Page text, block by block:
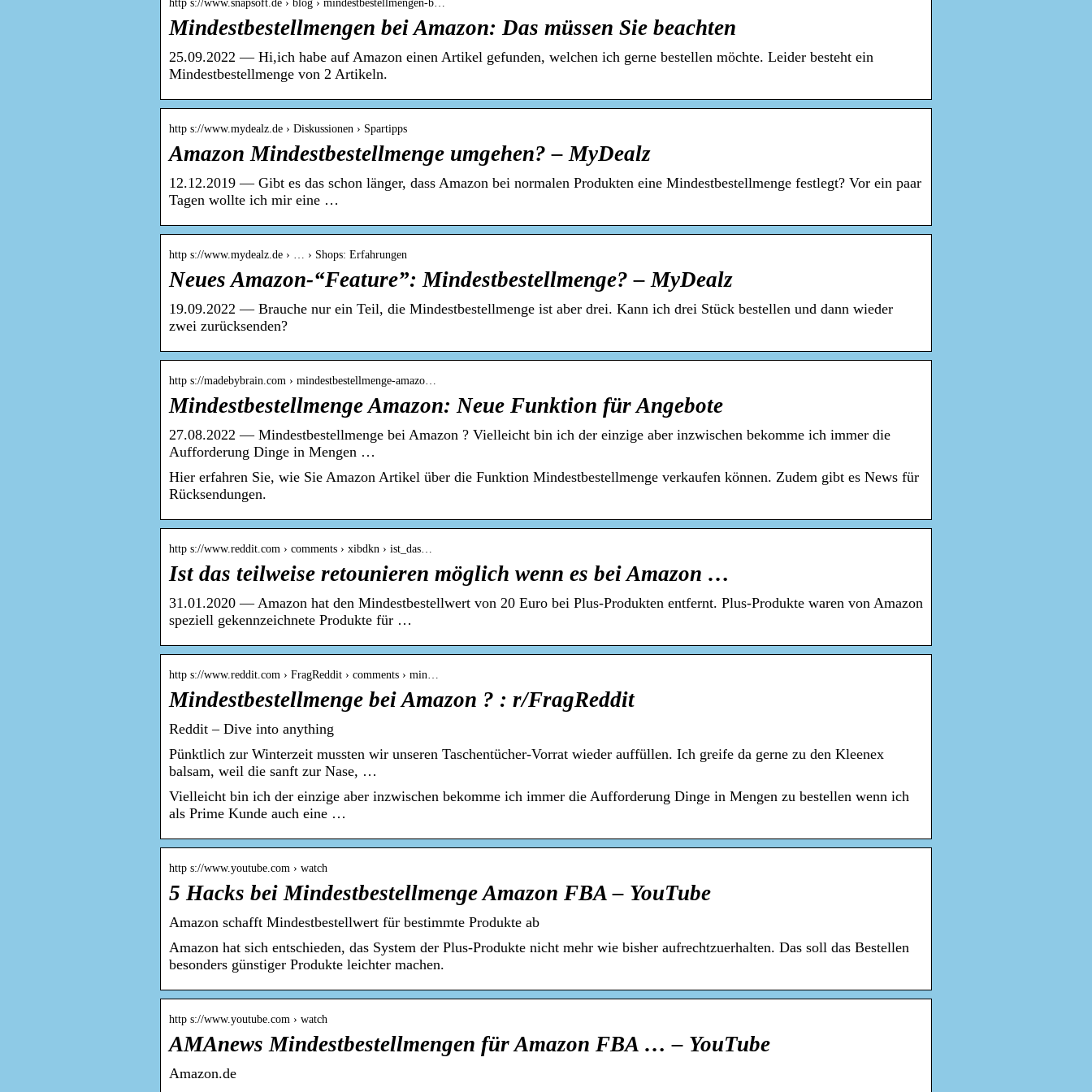
http s://www.snapsoft.de › blog › mindestbestellmengen-b…
Mindestbestellmengen bei Amazon: Das müssen Sie beachten
25.09.2022 — Hi,ich habe auf Amazon einen Artikel gefunden, welchen ich gerne bestellen möchte. Leider besteht ein
Mindestbestellmenge von 2 Artikeln.
http s://www.mydealz.de › Diskussionen › Spartipps
Amazon Mindestbestellmenge umgehen? – MyDealz
12.12.2019 — Gibt es das schon länger, dass Amazon bei normalen Produkten eine Mindestbestellmenge festlegt? Vor ein paar
Tagen wollte ich mir eine …
http s://www.mydealz.de › … › Shops: Erfahrungen
Neues Amazon-“Feature”: Mindestbestellmenge? – MyDealz
19.09.2022 — Brauche nur ein Teil, die Mindestbestellmenge ist aber drei. Kann ich drei Stück bestellen und dann wieder
zwei zurücksenden?
http s://madebybrain.com › mindestbestellmenge-amazo…
Mindestbestellmenge Amazon: Neue Funktion für Angebote
27.08.2022 — Mindestbestellmenge bei Amazon ? Vielleicht bin ich der einzige aber inzwischen bekomme ich immer die
Aufforderung Dinge in Mengen …
Hier erfahren Sie, wie Sie Amazon Artikel über die Funktion Mindestbestellmenge verkaufen können. Zudem gibt es News für
Rücksendungen.
http s://www.reddit.com › comments › xibdkn › ist_das…
Ist das teilweise retounieren möglich wenn es bei Amazon …
31.01.2020 — Amazon hat den Mindestbestellwert von 20 Euro bei Plus-Produkten entfernt. Plus-Produkte waren von Amazon
speziell gekennzeichnete Produkte für …
http s://www.reddit.com › FragReddit › comments › min…
Mindestbestellmenge bei Amazon ? : r/FragReddit
Reddit – Dive into anything
Pünktlich zur Winterzeit mussten wir unseren Taschentücher-Vorrat wieder auffüllen. Ich greife da gerne zu den Kleenex
balsam, weil die sanft zur Nase, …
Vielleicht bin ich der einzige aber inzwischen bekomme ich immer die Aufforderung Dinge in Mengen zu bestellen wenn ich
als Prime Kunde auch eine …
http s://www.youtube.com › watch
5 Hacks bei Mindestbestellmenge Amazon FBA – YouTube
Amazon schafft Mindestbestellwert für bestimmte Produkte ab
Amazon hat sich entschieden, das System der Plus-Produkte nicht mehr wie bisher aufrechtzuerhalten. Das soll das Bestellen
besonders günstiger Produkte leichter machen.
http s://www.youtube.com › watch
AMAnews Mindestbestellmengen für Amazon FBA … – YouTube
Amazon.de